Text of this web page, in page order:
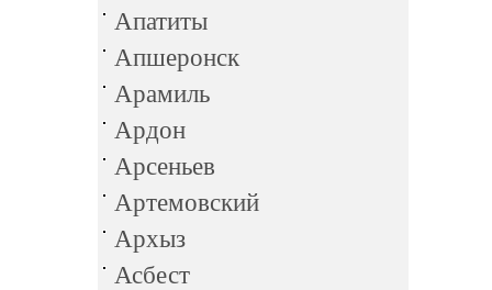
Апатиты
Апшеронск
Арамиль
Ардон
Арсеньев
Артемовский
Архыз
Асбест